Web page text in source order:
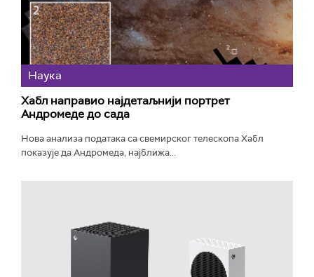
Наука
Хабл направио најдетаљнији портрет
Андромеде до сада
Нова анализа података са свемирског телескопа Хабл
показује да Андромеда, најближа...